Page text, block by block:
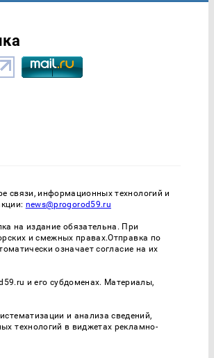
связи, информационных технологий и
news@progorod59.ru
на издание обязательна. При
и смежных правах.Отправка по
означает согласие на их
и его субдоменах. Материалы,
и анализа сведений,
технологий в виджетах рекламно-